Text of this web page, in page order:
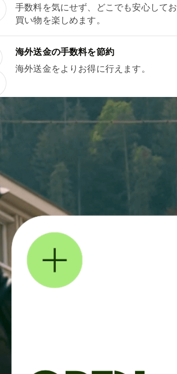
手数料を気にせず、どこでも安心してお
買い物を楽しめます。
海外送金の手数料を節約
海外送金をよりお得に行えます。